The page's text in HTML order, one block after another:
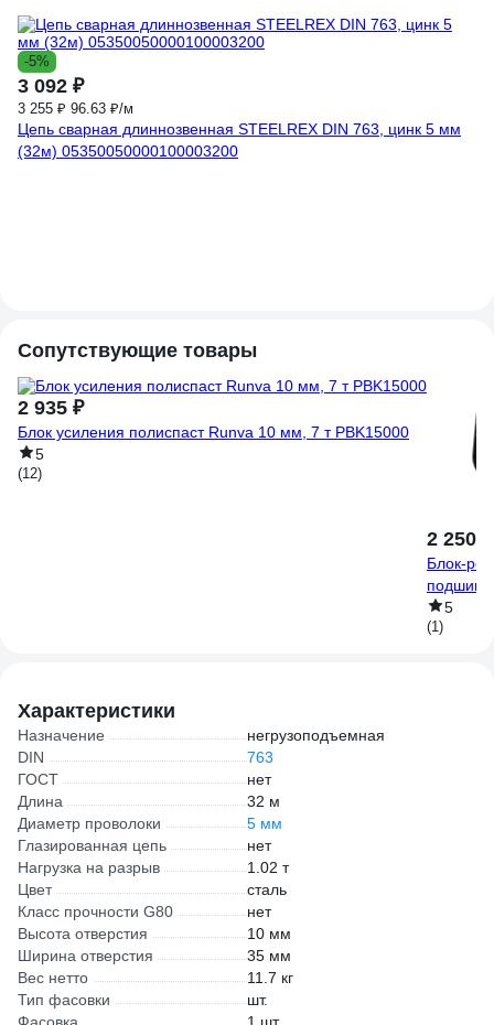
-5%
3 092 ₽
3 255 ₽ 96.63 ₽/м
Цепь сварная длиннозвенная STEELREX DIN 763, цинк 5 мм
(32м) 05350050000100003200
Сопутствующие товары
2 935 ₽
Блок усиления полиспаст Runva 10 мм, 7 т PBK15000
5
(12)
2 250 ₽
Блок-
5
(1)
Характеристики
Назначение
негрузоподъемная
DIN
763
ГОСТ
нет
Длина
32 м
Диаметр проволоки
5 мм
Глазированная цепь
нет
Нагрузка на разрыв
1.02 т
Цвет
сталь
Класс прочности G80
нет
Высота отверстия
10 мм
Ширина отверстия
35 мм
Вес нетто
11.7 кг
Тип фасовки
шт.